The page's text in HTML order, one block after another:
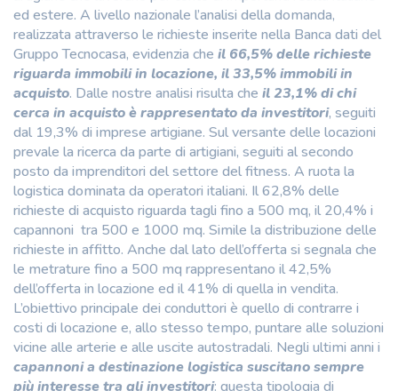
ed estere. A livello nazionale l’analisi della domanda,
realizzata attraverso le richieste inserite nella Banca dati del
Gruppo Tecnocasa, evidenzia che il 66,5% delle richieste
riguarda immobili in locazione, il 33,5% immobili in
acquisto. Dalle nostre analisi risulta che il 23,1% di chi
cerca in acquisto è rappresentato da investitori, seguiti
dal 19,3% di imprese artigiane. Sul versante delle locazioni
prevale la ricerca da parte di artigiani, seguiti al secondo
posto da imprenditori del settore del fitness. A ruota la
logistica dominata da operatori italiani. Il 62,8% delle
richieste di acquisto riguarda tagli fino a 500 mq, il 20,4% i
capannoni tra 500 e 1000 mq. Simile la distribuzione delle
richieste in affitto. Anche dal lato dell’offerta si segnala che
le metrature fino a 500 mq rappresentano il 42,5%
dell’offerta in locazione ed il 41% di quella in vendita.
L’obiettivo principale dei conduttori è quello di contrarre i
costi di locazione e, allo stesso tempo, puntare alle soluzioni
vicine alle arterie e alle uscite autostradali. Negli ultimi anni i
capannoni a destinazione logistica suscitano sempre
più interesse tra gli investitori: questa tipologia di